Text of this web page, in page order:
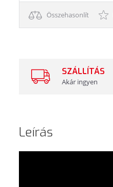
Összehasonlít
SZÁLLÍTÁS
Akár ingyen
Leírás